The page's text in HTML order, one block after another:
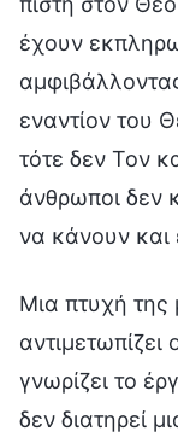
έχουν
εναντίον του
τότε δεν Τον
άνθρωποι δεν
να κάνουν και
Μια πτυχή της
αντιμετωπίζει
γνωρίζει το
δεν διατηρεί